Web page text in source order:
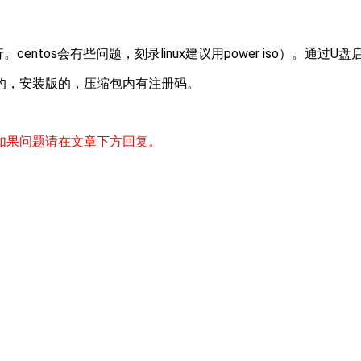
centos会有些问题，刻录linux建议用power iso）。通过U盘
安装版的，压缩包内有注册码。
问题请在文章下方回复。